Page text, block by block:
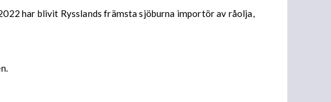
har blivit Rysslands främsta sjöburna importör av råolja,